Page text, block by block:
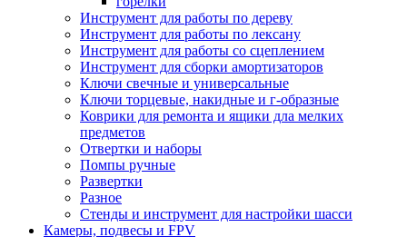
Инструмент для работы по дереву
Инструмент для работы по лексану
Инструмент для работы со сцеплением
Инструмент для сборки амортизаторов
Ключи свечные и универсальные
Ключи торцевые, накидные и г-образные
Коврики для ремонта и ящики дла мелких
предметов
Отвертки и наборы
Помпы ручные
Развертки
Разное
Стенды и инструмент для настройки шасси
Камеры, подвесы и FPV